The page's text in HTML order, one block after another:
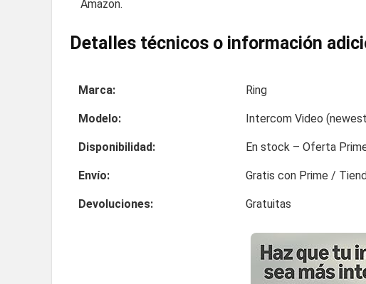
Amazon.
Detalles técnicos o información
Marca: Ring
Modelo: Intercom Video
Disponibilidad: En stock – Oferta
Envío: Gratis con Prime /
Devoluciones: Gratuitas